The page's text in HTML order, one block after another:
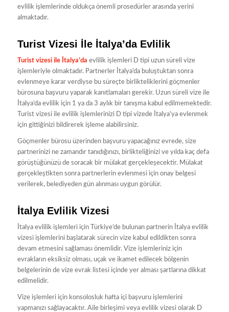
evlilik işlemlerinde oldukça önemli prosedürler arasında yerini
almaktadır.
Turist Vizesi İle İtalya’da Evlilik
Turist vizesi ile İtalya’da evlilik işlemleri D tipi uzun süreli vize
işlemleriyle olmaktadır. Partnerler İtalya’da buluştuktan sonra
evlenmeye karar verdiyse bu süreçte birlikteliklerini göçmenler
bürosuna başvuru yaparak kanıtlamaları gerekir. Uzun süreli vize ile
İtalya’da evlilik için 1 ya da 3 aylık bir tanışma kabul edilmemektedir.
Turist vizesi ile evlilik işlemlerinizi D tipi vizede İtalya’ya evlenmek
için gittiğinizi bildirerek işleme alabilirsiniz.
Göçmenler bürosu üzerinden başvuru yapacağınız evrede, size
partnerinizi ne zamandır tanıdığınızı, birlikteliğinizi ve yılda kaç defa
görüştüğünüzü de soracak bir mülakat gerçekleşecektir. Mülakat
gerçekleştikten sonra partnerlerin evlenmesi için onay belgesi
verilerek, belediyeden gün alınması uygun görülür.
İtalya Evlilik Vizesi
İtalya evlilik işlemleri için Türkiye’de bulunan partnerin İtalya evlilik
vizesi işlemlerini başlatarak sürecin vize kabul edildikten sonra
devam etmesini sağlaması önemlidir. Vize işlemleriniz için
evrakların eksiksiz olması, uçak ve ikamet edilecek bölgenin
belgelerinin de vize evrak listesi içinde yer alması şartlarına dikkat
edilmelidir.
Vize işlemleri için konsolosluk hafta içi başvuru işlemlerini
yapmanızı sağlayacaktır. Aile birleşimi veya evlilik vizesi olarak D